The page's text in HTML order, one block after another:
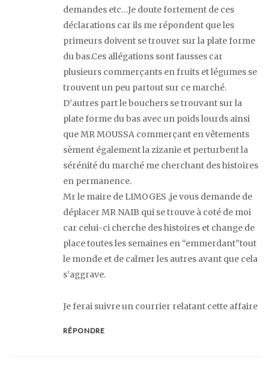
demandes etc…Je doute fortement de ces
déclarations car ils me répondent que les
primeurs doivent se trouver sur la plate forme
du bas.Ces allégations sont fausses car
plusieurs commerçants en fruits et légumes se
trouvent un peu partout sur ce marché.
D’autres part le bouchers se trouvant sur la
plate forme du bas avec un poids lourds ainsi
que MR MOUSSA commerçant en vêtements
sèment également la zizanie et perturbent la
sérénité du marché me cherchant des histoires
en permanence.
Mr le maire de LIMOGES ,je vous demande de
déplacer MR NAIB qui se trouve à coté de moi
car celui-ci cherche des histoires et change de
place toutes les semaines en “emmerdant”tout
le monde et de calmer les autres avant que cela
s’aggrave.
Je ferai suivre un courrier relatant cette affaire
RÉPONDRE